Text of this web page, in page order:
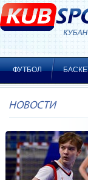
ФУТБОЛ
НОВОСТИ